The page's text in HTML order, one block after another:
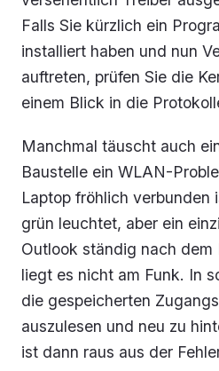
Falls Sie kürzlich ein
installiert haben und nun
auftreten, prüfen Sie die
einem Blick in die
Manchmal täuscht auch
Baustelle ein WLAN-
Laptop fröhlich verbunden
grün leuchtet, aber ein
Outlook ständig nach
liegt es nicht am Funk. In
die gespeicherten
auszulesen und neu zu
ist dann raus aus der